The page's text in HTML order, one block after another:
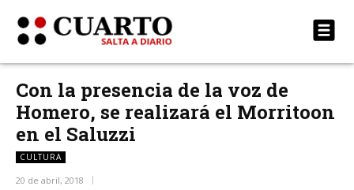
Con la presencia de la voz de
Homero, se realizará el Morritoon
en el Saluzzi
CULTURA
20 de abril, 2018